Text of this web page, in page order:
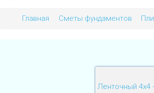
Главная Сметы фундаментов
Ленточный 4х4